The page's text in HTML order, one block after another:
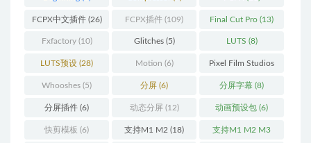
FCPX中文插件(26) FCPX插件 (109) Final Cut Pro (13)
Fxfactory(10) Glitches(5) LUTS (8)
LUTS预设 (28) Motion (6) Pixel Film Studios
(11)
Whooshes (5) 分屏 (6) 分屏字幕 (8)
分屏插件 (6) 动态分屏(12) 动画预设包 (6)
快剪模板 (6) 支持M1 M2 (18) 支持M1 M2 M3